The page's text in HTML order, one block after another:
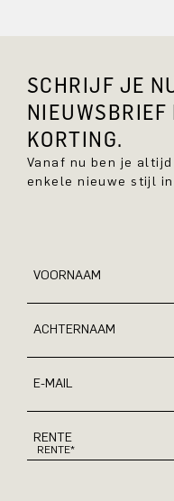
SCHRIJF JE
NIEUWSBRIEF
KORTING.
Vanaf nu ben je
enkele nieuwe stijl in
VOORNAAM
ACHTERNAAM
E-MAIL
RENTE